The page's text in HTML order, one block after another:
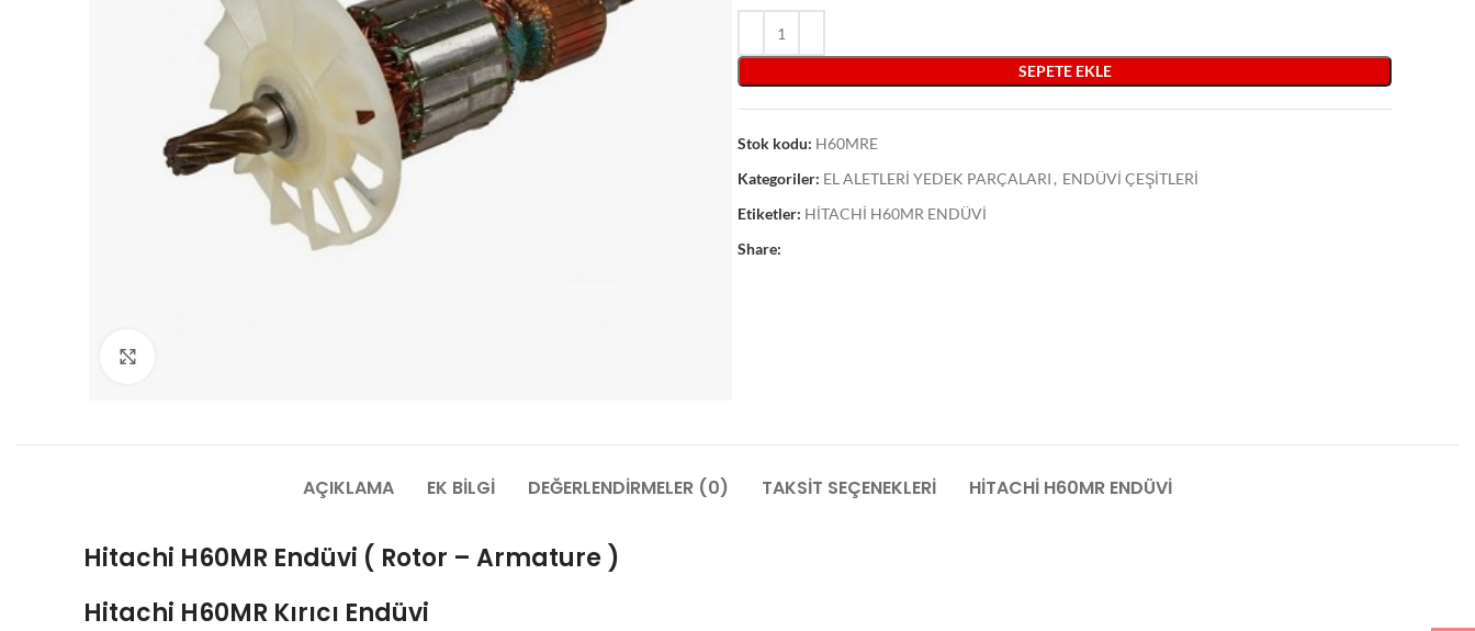
SEPETE EKLE
Stok kodu: H60MRE
Kategoriler: EL ALETLERİ YEDEK PARÇALARI , ENDÜVİ ÇEŞİTLERİ
Etiketler: HİTACHİ H60MR ENDÜVİ
Share:
AÇIKLAMA EK BILGI DEĞERLENDIRMELER (0) TAKSIT SEÇENEKLERI HİTACHİ H60MR ENDÜVİ
Hitachi H60MR Endüvi ( Rotor – Armature )
Hitachi H60MR Kırıcı Endüvi